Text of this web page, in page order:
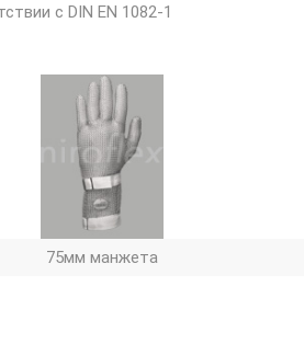
с DIN EN 1082-1
75мм манжета